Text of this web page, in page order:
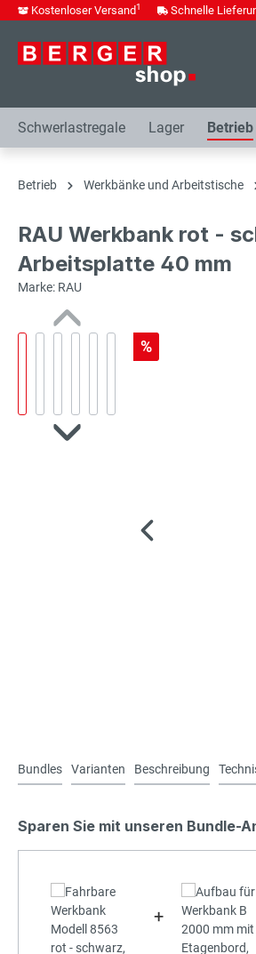
Zur Hauptnavigation springen
Kostenloser Versand1 Schnelle
Schwerlastregale Lager Betrieb
Betrieb Werkbänke und Arbeitstische
RAU Werkbank rot -
Arbeitsplatte 40 mm
Marke: RAU
%
Bundles Varianten Beschreibung
Sparen Sie mit unseren Bundle-
+